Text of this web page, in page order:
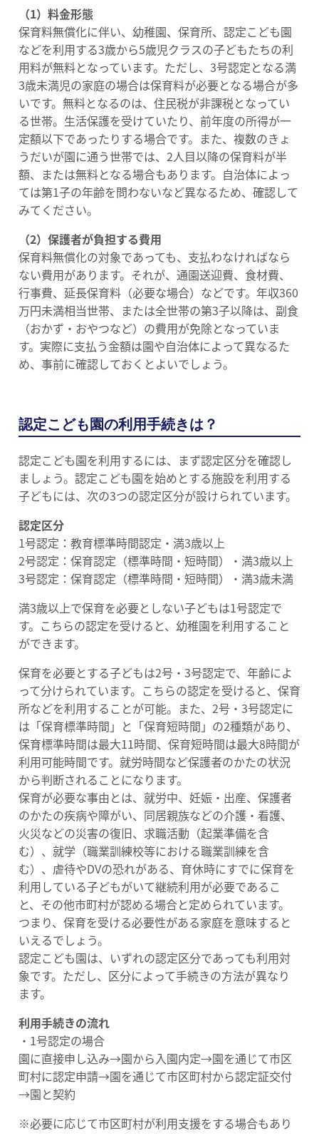
（1）料金形態
保育料無償化に伴い、幼稚園、保育所、認定こども園
などを利用する3歳から5歳児クラスの子どもたちの利
用料が無料となっています。ただし、3号認定となる満
3歳未満児の家庭の場合は保育料が必要となる場合が多
いです。無料となるのは、住民税が非課税となってい
る世帯。生活保護を受けていたり、前年度の所得が一
定額以下であったりする場合です。また、複数のきょ
うだいが園に通う世帯では、2人目以降の保育料が半
額、または無料となる場合もあります。自治体によっ
ては第1子の年齢を問わないなど異なるため、確認して
みてください。
（2）保護者が負担する費用
保育料無償化の対象であっても、支払わなければなら
ない費用があります。それが、通園送迎費、食材費、
行事費、延長保育料（必要な場合）などです。年収360
万円未満相当世帯、または全世帯の第3子以降は、副食
（おかず・おやつなど）の費用が免除となっていま
す。実際に支払う金額は園や自治体によって異なるた
め、事前に確認しておくとよいでしょう。
認定こども園の利用手続きは？
認定こども園を利用するには、まず認定区分を確認し
ましょう。認定こども園を始めとする施設を利用する
子どもには、次の3つの認定区分が設けられています。
認定区分
1号認定：教育標準時間認定・満3歳以上
2号認定：保育認定（標準時間・短時間）・満3歳以上
3号認定：保育認定（標準時間・短時間）・満3歳未満
満3歳以上で保育を必要としない子どもは1号認定で
す。こちらの認定を受けると、幼稚園を利用すること
ができます。
保育を必要とする子どもは2号・3号認定で、年齢によ
って分けられています。こちらの認定を受けると、保育
所などを利用することが可能。また、2号・3号認定に
は「保育標準時間」と「保育短時間」の2種類があり、
保育標準時間は最大11時間、保育短時間は最大8時間が
利用可能時間です。就労時間など保護者のかたの状況
から判断されることになります。
保育が必要な事由とは、就労中、妊娠・出産、保護者
のかたの疾病や障がい、同居親族などの介護・看護、
火災などの災害の復旧、求職活動（起業準備を含
む）、就学（職業訓練校等における職業訓練を含
む）、虐待やDVの恐れがある、育休時にすでに保育を
利用している子どもがいて継続利用が必要であるこ
と、その他市町村が認める場合と定められています。
つまり、保育を受ける必要性がある家庭を意味すると
いえるでしょう。
認定こども園は、いずれの認定区分であっても利用対
象です。ただし、区分によって手続きの方法が異なり
ます。
利用手続きの流れ
・1号認定の場合
園に直接申し込み→園から入園内定→園を通じて市区
町村に認定申請→園を通じて市区町村から認定証交付
→園と契約
※必要に応じて市区町村が利用支援をする場合もあり